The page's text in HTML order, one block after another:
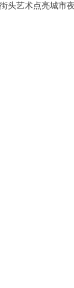
头艺术点亮城市